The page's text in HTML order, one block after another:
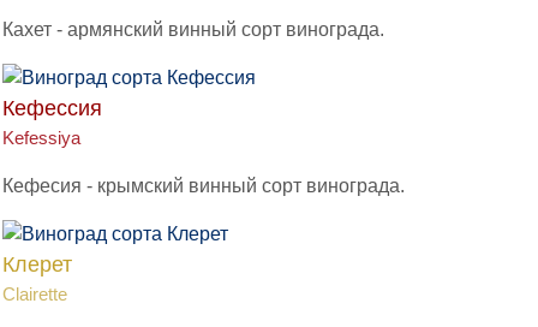
Кахет - армянский винный сорт винограда.
Кефессия
Kefessiya
Кефесия - крымский винный сорт винограда.
Клерет
Clairette